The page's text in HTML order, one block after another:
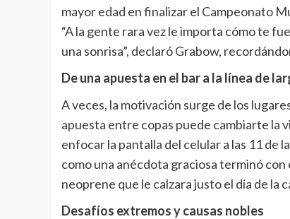
mayor edad en finalizar el Campeonato
“A la gente rara vez le importa cómo te
una sonrisa”, declaró Grabow,
De una apuesta en el bar a la línea de
A veces, la motivación surge de los
apuesta entre copas puede cambiarte la
enfocar la pantalla del celular a las 11 de
como una anécdota graciosa terminó
neoprene que le calzara justo el día de la
Desafíos extremos y causas nobles